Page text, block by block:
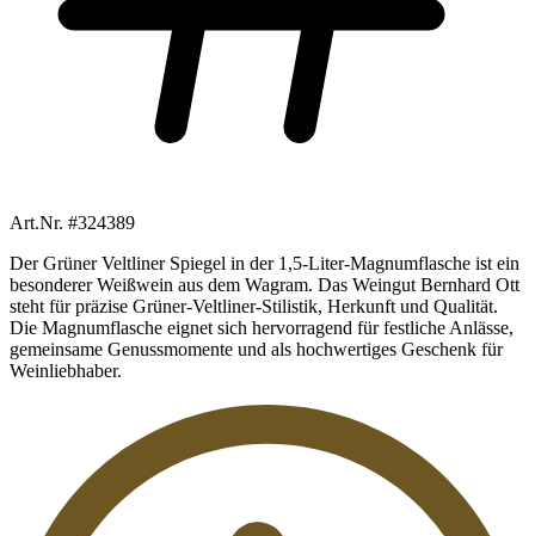
Art.Nr. #324389
Der Grüner Veltliner Spiegel in der 1,5-Liter-Magnumflasche ist ein
besonderer Weißwein aus dem Wagram. Das Weingut Bernhard Ott
steht für präzise Grüner-Veltliner-Stilistik, Herkunft und Qualität.
Die Magnumflasche eignet sich hervorragend für festliche Anlässe,
gemeinsame Genussmomente und als hochwertiges Geschenk für
Weinliebhaber.